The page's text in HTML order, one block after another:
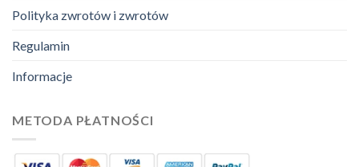
Polityka zwrotów i zwrotów
Regulamin
Informacje
METODA PŁATNOŚCI